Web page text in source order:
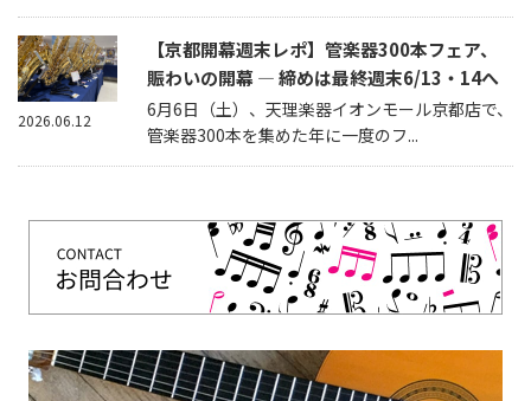
【京都開幕週末レポ】管楽器300本フェア、
賑わいの開幕 — 締めは最終週末6/13・14へ
6月6日（土）、天理楽器イオンモール京都店で、
管楽器300本を集めた年に一度のフ...
2026.06.12